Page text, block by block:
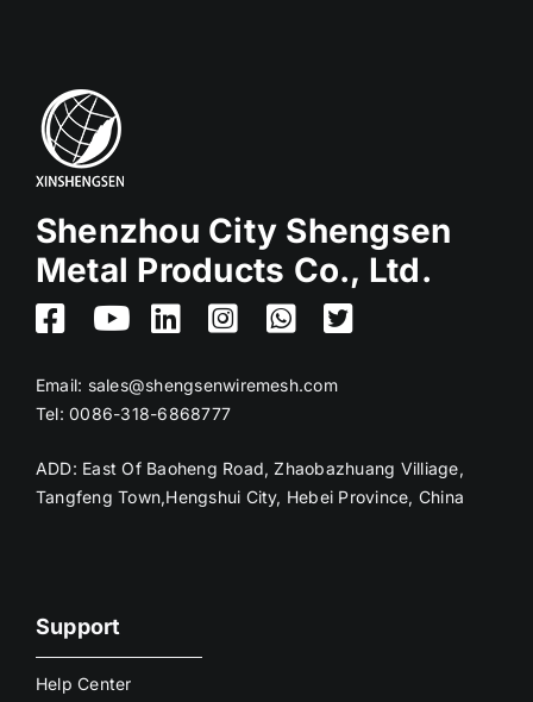
Shenzhou City Shengsen
Metal Products Co., Ltd.
Email: sales@shengsenwiremesh.com
Tel: 0086-318-6868777
ADD: East Of Baoheng Road, Zhaobazhuang Villiage,
Tangfeng Town,Hengshui City, Hebei Province, China
Support
Help Center